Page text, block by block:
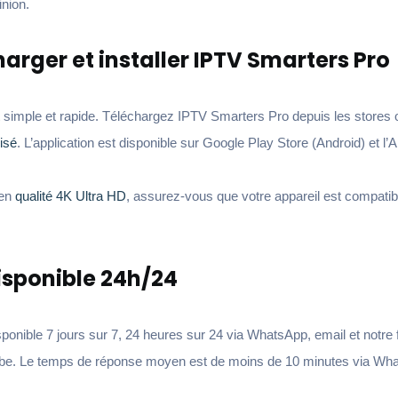
et installer IPTV Smarters Pro
simple et rapide. Téléchargez IPTV Smarters Pro depuis les
. L’application est disponible sur Google Play Store (Android) et
qualité 4K Ultra HD, assurez-vous que votre appareil est
24h/24
7 jours sur 7, 24 heures sur 24 via WhatsApp, email et
Le temps de réponse moyen est de moins de 10 minutes via